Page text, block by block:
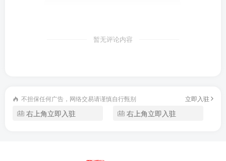
如何规避注册账号秒封(1).mp4
暂无评论内容
不担保任何广告，网络交易请谨慎自行甄别 立即入驻
右上角立即入驻 右上角立即入驻